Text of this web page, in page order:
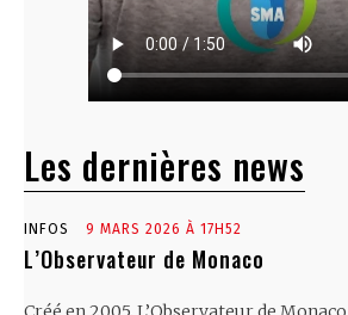
Les dernières news
INFOS 9 MARS 2026 À 17H52
L’Observateur de Monaco